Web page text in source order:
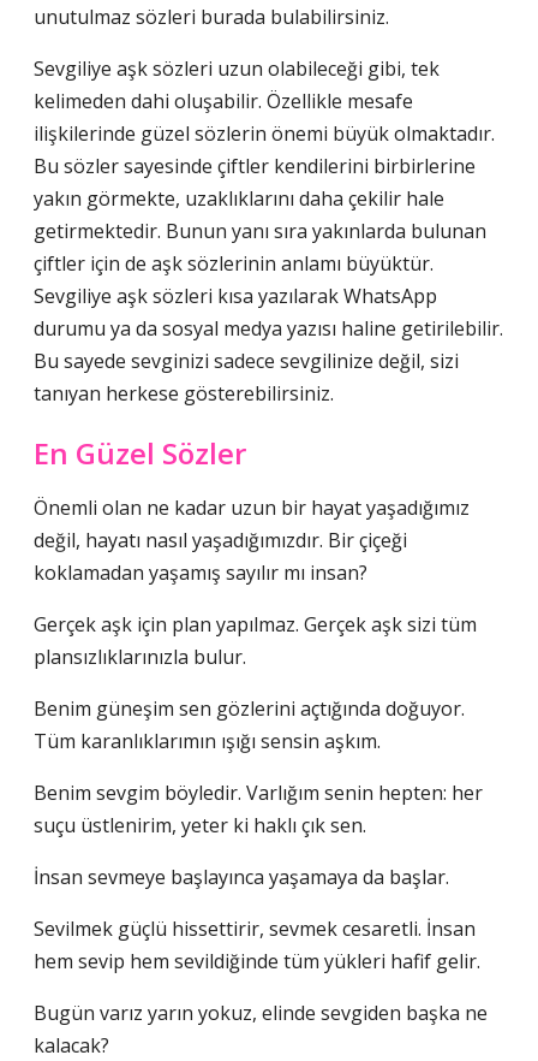
unutulmaz sözleri burada bulabilirsiniz.
Sevgiliye aşk sözleri uzun olabileceği gibi, tek
kelimeden dahi oluşabilir. Özellikle mesafe
ilişkilerinde güzel sözlerin önemi büyük olmaktadır.
Bu sözler sayesinde çiftler kendilerini birbirlerine
yakın görmekte, uzaklıklarını daha çekilir hale
getirmektedir. Bunun yanı sıra yakınlarda bulunan
çiftler için de aşk sözlerinin anlamı büyüktür.
Sevgiliye aşk sözleri kısa yazılarak WhatsApp
durumu ya da sosyal medya yazısı haline getirilebilir.
Bu sayede sevginizi sadece sevgilinize değil, sizi
tanıyan herkese gösterebilirsiniz.
En Güzel Sözler
Önemli olan ne kadar uzun bir hayat yaşadığımız
değil, hayatı nasıl yaşadığımızdır. Bir çiçeği
koklamadan yaşamış sayılır mı insan?
Gerçek aşk için plan yapılmaz. Gerçek aşk sizi tüm
plansızlıklarınızla bulur.
Benim güneşim sen gözlerini açtığında doğuyor.
Tüm karanlıklarımın ışığı sensin aşkım.
Benim sevgim böyledir. Varlığım senin hepten: her
suçu üstlenirim, yeter ki haklı çık sen.
İnsan sevmeye başlayınca yaşamaya da başlar.
Sevilmek güçlü hissettirir, sevmek cesaretli. İnsan
hem sevip hem sevildiğinde tüm yükleri hafif gelir.
Bugün varız yarın yokuz, elinde sevgiden başka ne
kalacak?